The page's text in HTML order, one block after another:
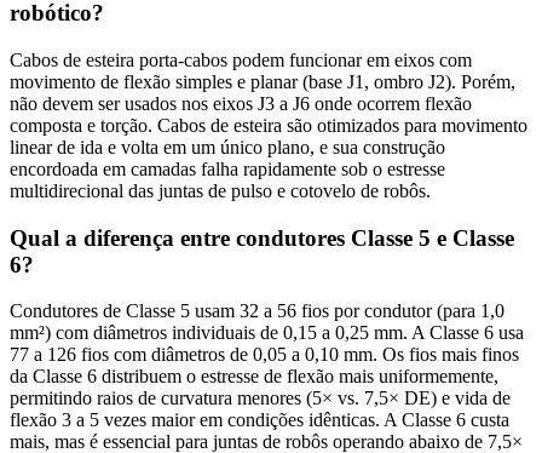
robótico?
Cabos de esteira porta-cabos podem funcionar em eixos com
movimento de flexão simples e planar (base J1, ombro J2). Porém,
não devem ser usados nos eixos J3 a J6 onde ocorrem flexão
composta e torção. Cabos de esteira são otimizados para movimento
linear de ida e volta em um único plano, e sua construção
encordoada em camadas falha rapidamente sob o estresse
multidirecional das juntas de pulso e cotovelo de robôs.
Qual a diferença entre condutores Classe 5 e Classe
6?
Condutores de Classe 5 usam 32 a 56 fios por condutor (para 1,0
mm²) com diâmetros individuais de 0,15 a 0,25 mm. A Classe 6 usa
77 a 126 fios com diâmetros de 0,05 a 0,10 mm. Os fios mais finos
da Classe 6 distribuem o estresse de flexão mais uniformemente,
permitindo raios de curvatura menores (5× vs. 7,5× DE) e vida de
flexão 3 a 5 vezes maior em condições idênticas. A Classe 6 custa
mais, mas é essencial para juntas de robôs operando abaixo de 7,5×